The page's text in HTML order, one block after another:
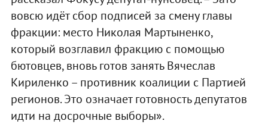
вовсю идёт сбор подписей за смену главы
фракции: место Николая Мартыненко,
который возглавил фракцию с помощью
бютовцев, вновь готов занять Вячеслав
Кириленко – противник коалиции с Партией
регионов. Это означает готовность депутатов
идти на досрочные выборы».